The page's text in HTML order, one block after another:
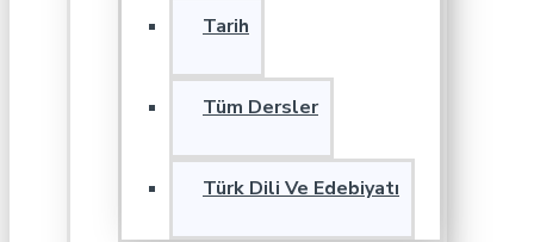
Tarih
Tüm Dersler
Türk Dili Ve Edebiyatı